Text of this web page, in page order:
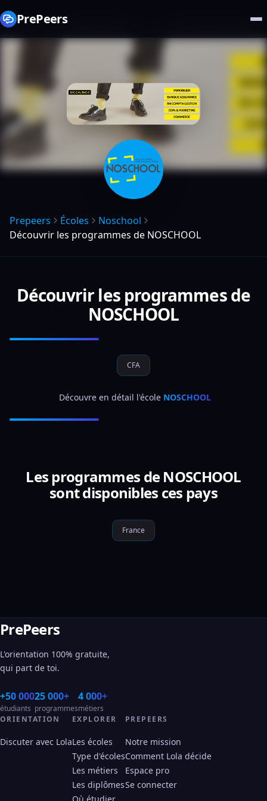
PrePeers
Prepeers Écoles
Noschool
Découvrir les programmes de NOSCHOOL
Découvrir les programmes de
NOSCHOOL
CFA
Découvre en détail l'école NOSCHOOL
Les programmes de NOSCHOOL
sont disponibles ces pays
France
PrePeers
L'orientation 100% gratuite,
qui part de toi.
+50 000
étudiants
25 000+
programmes
4 000+
métiers
ORIENTATION
Discuter avec Lola
EXPLORER
Les écoles
Type d'écoles
Les métiers
Les diplômes
PREPEERS
Notre mission
Comment Lola décide
Espace pro
Se connecter